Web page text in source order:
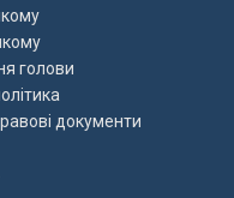
голови
документи